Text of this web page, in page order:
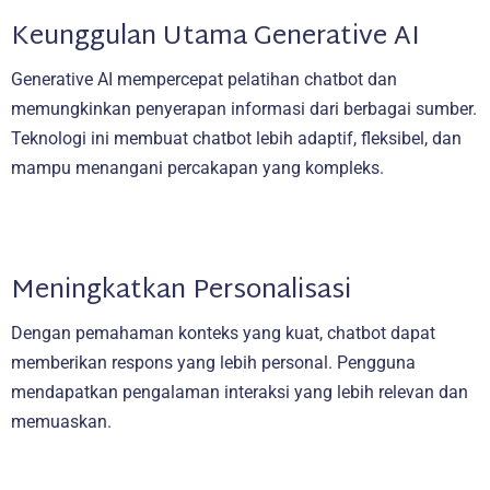
Keunggulan Utama Generative AI
Generative AI mempercepat pelatihan chatbot dan
memungkinkan penyerapan informasi dari berbagai sumber.
Teknologi ini membuat chatbot lebih adaptif, fleksibel, dan
mampu menangani percakapan yang kompleks.
Meningkatkan Personalisasi
Dengan pemahaman konteks yang kuat, chatbot dapat
memberikan respons yang lebih personal. Pengguna
mendapatkan pengalaman interaksi yang lebih relevan dan
memuaskan.